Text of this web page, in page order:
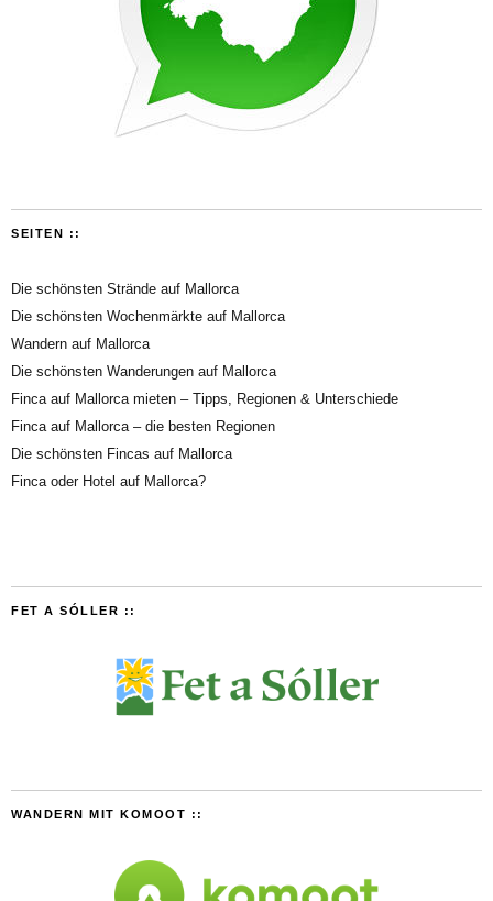
SEITEN ::
Die schönsten Strände auf Mallorca
Die schönsten Wochenmärkte auf Mallorca
Wandern auf Mallorca
Die schönsten Wanderungen auf Mallorca
Finca auf Mallorca mieten – Tipps, Regionen & Unterschiede
Finca auf Mallorca – die besten Regionen
Die schönsten Fincas auf Mallorca
Finca oder Hotel auf Mallorca?
FET A SÓLLER ::
WANDERN MIT KOMOOT ::